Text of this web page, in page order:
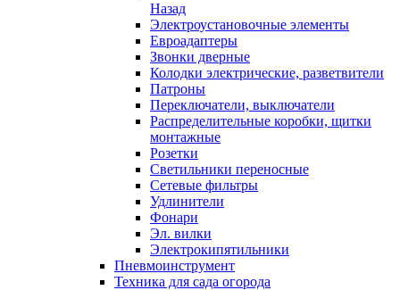
Назад
Электроустановочные элементы
Евроадаптеры
Звонки дверные
Колодки электрические, разветвители
Патроны
Переключатели, выключатели
Распределительные коробки, щитки
монтажные
Розетки
Светильники переносные
Сетевые фильтры
Удлинители
Фонари
Эл. вилки
Электрокипятильники
Пневмоинструмент
Техника для сада огорода